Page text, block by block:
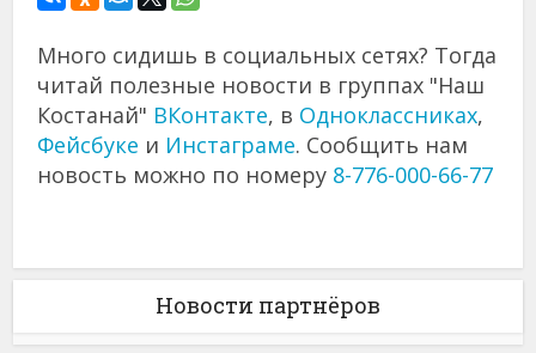
Много сидишь в социальных сетях? Тогда
читай полезные новости в группах "Наш
Костанай" ВКонтакте, в Одноклассниках,
Фейсбуке и Инстаграме. Сообщить нам
новость можно по номеру 8-776-000-66-77
Новости партнёров